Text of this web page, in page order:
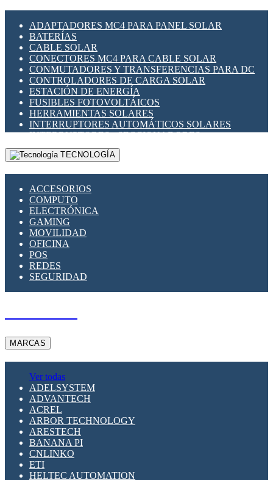
ADAPTADORES MC4 PARA PANEL SOLAR
BATERÍAS
CABLE SOLAR
CONECTORES MC4 PARA CABLE SOLAR
CONMUTADORES Y TRANSFERENCIAS PARA DC
CONTROLADORES DE CARGA SOLAR
ESTACIÓN DE ENERGÍA
FUSIBLES FOTOVOLTÁICOS
HERRAMIENTAS SOLARES
INTERRUPTORES AUTOMÁTICOS SOLARES
INTERRUPTORES - SECCIONADORES
FOTOVOLTÁICOS
MONTAJE PANEL SOLAR
SUPRESOR DE TRANSIENTES SPDS PARA
APLICACIONES FOTOVOLTAICAS
TECNOLOGÍA
ACCESORIOS
COMPUTO
ELECTRÓNICA
GAMING
MOVILIDAD
OFICINA
POS
REDES
SEGURIDAD
MARCAS
Ver todas
ADELSYSTEM
ADVANTECH
ACREL
ARBOR TECHNOLOGY
ARESTECH
BANANA PI
CNLINKO
ETI
HELTEC AUTOMATION